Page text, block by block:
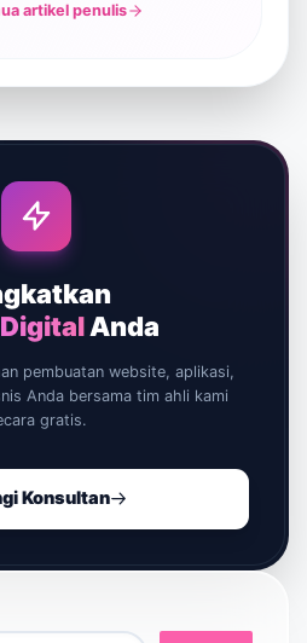
artikel penulis
Anda
pembuatan website, aplikasi,
Anda bersama tim ahli kami
gratis.
Konsultan